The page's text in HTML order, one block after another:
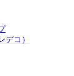
デコ）